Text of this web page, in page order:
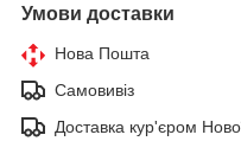
Умови доставки
Нова Пошта
Самовивіз
Доставка кур'єром